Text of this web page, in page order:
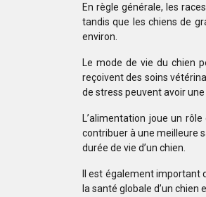
En règle générale, les
tandis que les chiens de
environ.
Le mode de vie du chien
reçoivent des soins
de stress peuvent avoir
L’alimentation joue un
contribuer à une meilleure
durée de vie d’un chien.
Il est également important
la santé globale d’un